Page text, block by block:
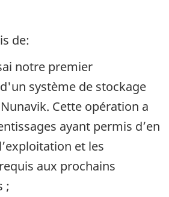
de:
notre premier
système de stockage
Cette opération a
ayant permis d’en
et les
aux prochains
;